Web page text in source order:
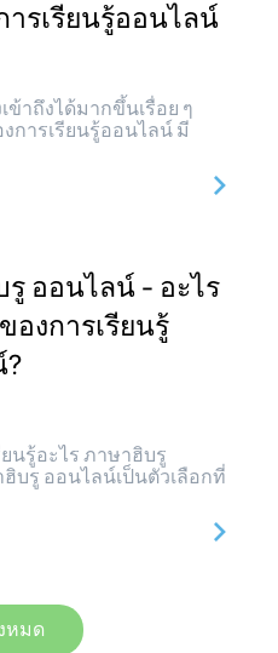
รเรียนรู้ออนไลน์
ข้าถึงได้มากขึ้นเรื่อย ๆ
การเรียนรู้ออนไลน์ มี
รู ออนไลน์ - อะไร
งการเรียนรู้
นรู้อะไร ภาษาฮิบรู
บรู ออนไลน์เป็นตัวเลือกที่
หมด